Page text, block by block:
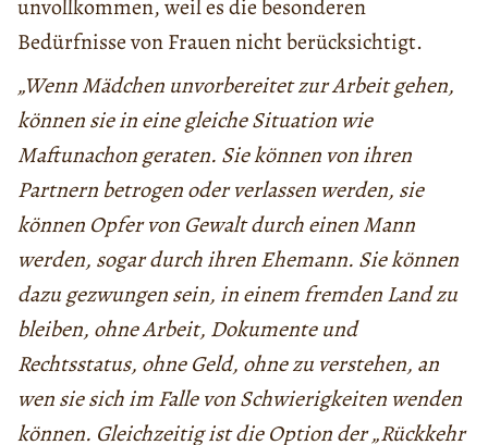
unvollkommen, weil es die besonderen
Bedürfnisse von Frauen nicht berücksichtigt.
„Wenn Mädchen unvorbereitet zur Arbeit gehen,
können sie in eine gleiche Situation wie
Maftunachon geraten. Sie können von ihren
Partnern betrogen oder verlassen werden, sie
können Opfer von Gewalt durch einen Mann
werden, sogar durch ihren Ehemann. Sie können
dazu gezwungen sein, in einem fremden Land zu
bleiben, ohne Arbeit, Dokumente und
Rechtsstatus, ohne Geld, ohne zu verstehen, an
wen sie sich im Falle von Schwierigkeiten wenden
können. Gleichzeitig ist die Option der „Rückkehr